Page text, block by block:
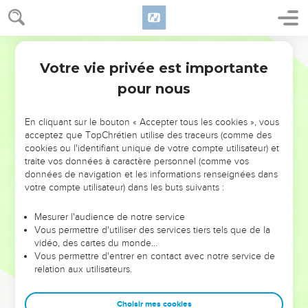
NE MANQUEZ PAS L’ÉVÉNEMENT
DE L’ANNÉE !
ET SI LEURS ERREURS POUVAIENT VOUS ÉVITER LES
VOTRES ?
leur foi ou leur vision. Mais on voit moins les doutes, les erreurs
et les saisons difficiles qu'ils ont traversés, alors même que ce
sont elles qui les ont façonnés.
Dans cette conférence, leaders, entrepreneurs, et responsables
clés pour avancer avec plus de sagesse afin que leurs erreurs
Votre vie privée est importante
pour nous
En cliquant sur le bouton « Accepter tous les cookies », vous
acceptez que TopChrétien utilise des traceurs (comme des
cookies ou l'identifiant unique de votre compte utilisateur) et
traite vos données à caractère personnel (comme vos
données de navigation et les informations renseignées dans
votre compte utilisateur) dans les buts suivants :
Mesurer l'audience de notre service
Vous permettre d'utiliser des services tiers tels que de la
vidéo, des cartes du monde…
Vous permettre d'entrer en contact avec notre service de
relation aux utilisateurs.
Choisir mes cookies